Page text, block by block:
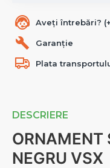
DESCRIERE
ORNAMENT
NEGRU VSX
Aveți întrebări?
Garanție
Plata